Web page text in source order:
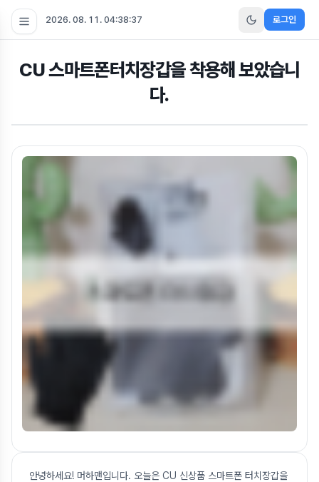
2026. 08. 11. 04:38:38 로그인
CU 스마트폰터치장갑을 착용해 보았습니
다.
안녕하세요! 머하맨입니다. 오늘은 CU 신상품 스마트폰 터치장갑을